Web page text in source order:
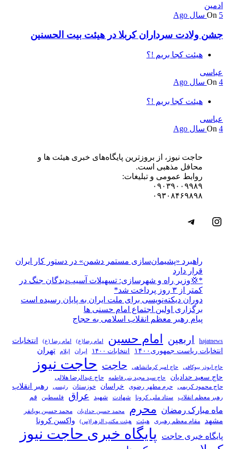
ادمین
On 5 سال Ago
جشن ولادت سرداران کربلا در هیئت بیت الحسنین
هیئت کجا بریم !؟
عباسی
On 4 سال Ago
هیئت کجا بریم !؟
عباسی
On 4 سال Ago
حاجت نیوز، از بروزترین پایگاه‌های خبری هیئت ها و
محافل مذهبی است.
روابط عمومی و تبلیغات:
۰۹۰۳۹۰۰۹۹۸۹
۰۹۳۰۸۴۶۹۸۹۸
اینستاگرم
تلگرام
راهبرد «پشیمان‌سازی مستمر دشمن» در دستور کار ایران
قرار دارد
*💢وزیر راه و شهرسازی: تسهیلات آسیب‌دیدگان جنگ در
کمتر از ۳ روز پرداخت شد*
دوران دیکته‌نویسی برای ملت ایران به پایان رسیده است
برگزاری اولین اجتماع امام حسنی ها
پیام رهبر معظم انقلاب اسلامی به حجاج
hajatnews اربعین امام حسین امام رضا(ع) امام رضا (ع) انتخابات
انتخابات ریاست جمهوری۱۴۰۰ انتخابات ۱۴۰۰ ایران ایلام تهران
حاج ابوذر بیوکافی حاج امیر کرمانشاهی حاجت حاجت نیوز
حاج سعید حدادیان حاج سید مجید بنی فاطمه
حاج عبدالرضا هلالی
حاج محمود کریمی
حرم مطهر رضوی خراسان خوزستان رئیسی رهبر انقلاب
رهبر معظم انقلاب ستاد ملی کرونا شهادت شهید عراق فلسطین قم
ماه مبارک رمضان محرم محمد حسین حدادیان محمد حسین پویانفر
مشهد مقام معظم رهبری هیئت هیئت مکتب الزهرا(س) واکسن کرونا
پایگاه خبری حاجت پایگاه خبری حاجت نیوز